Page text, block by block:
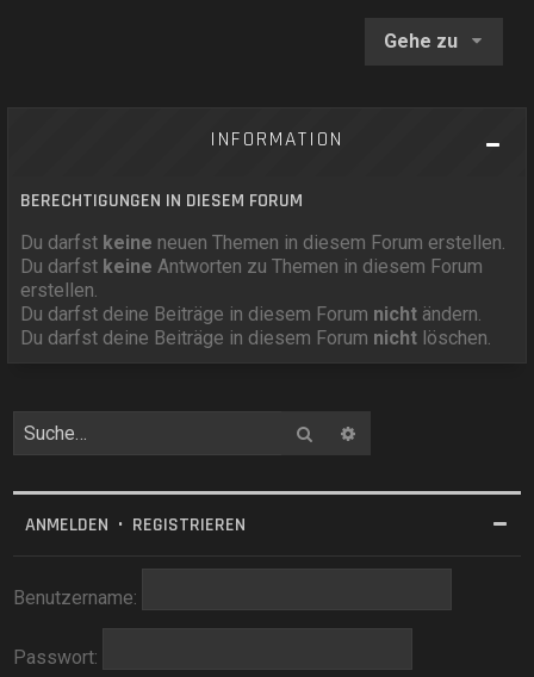
Gehe zu
INFORMATION
BERECHTIGUNGEN IN DIESEM FORUM
Du darfst keine neuen Themen in diesem Forum erstellen.
Du darfst keine Antworten zu Themen in diesem Forum
erstellen.
Du darfst deine Beiträge in diesem Forum nicht ändern.
Du darfst deine Beiträge in diesem Forum nicht löschen.
Suche
ANMELDEN • REGISTRIEREN
Benutzername:
Passwort: